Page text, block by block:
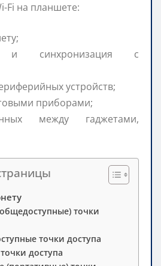
Fi на планшете:
и синхронизация с
устройств;
приборами;
между гаджетами,
точки
точки доступа
доступа